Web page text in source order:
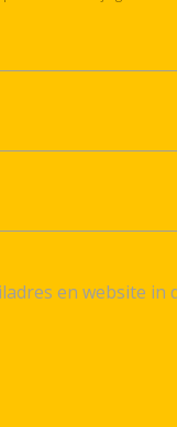
en website